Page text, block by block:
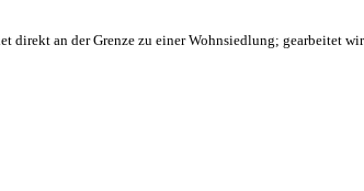
an der Grenze zu einer Wohnsiedlung; gearbeitet